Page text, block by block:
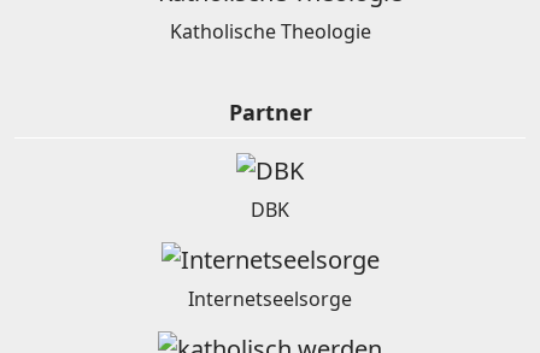
Katholische Theologie
Partner
DBK
Internetseelsorge